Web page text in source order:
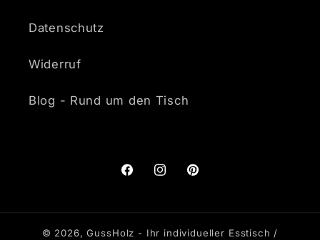
Datenschutz
Widerruf
Blog - Rund um den Tisch
FacebookInstagramPinterest
© 2026,GussHolz - Ihr individueller Esstisch /